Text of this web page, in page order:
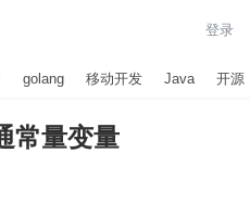
登录
golang 移动开发 Java 开源
常量变量